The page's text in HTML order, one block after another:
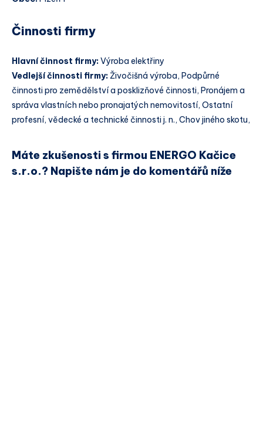
Činnosti firmy
Hlavní činnost firmy:Výroba elektřiny
Vedlejší činnosti firmy:Živočišná výroba, Podpůrné
činnosti pro zemědělství a posklizňové činnosti, Pronájem a
správa vlastních nebo pronajatých nemovitostí, Ostatní
profesní, vědecké a technické činnosti j. n., Chov jiného skotu,
Máte zkušenosti s firmou ENERGO Kačice
s.r.o.? Napište nám je do komentářů níže